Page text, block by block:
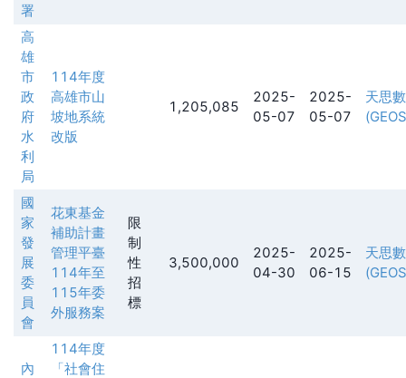
署
高
雄
市
政
府
水
利
局
114年度
高雄市山
坡地系統
改版
1,205,085
2025-
05-07
2025-
05-07
天思
國
家
發
展
委
員
會
花東基金
補助計畫
管理平臺
114年至
115年委
外服務案
限
制
性
招
標
3,500,000
2025-
04-30
2025-
06-15
天思
內
114年度
「社會住